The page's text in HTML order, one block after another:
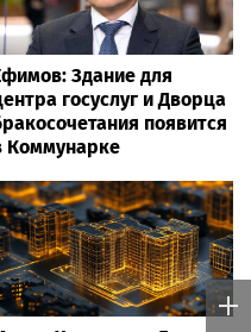
Здание для
госуслуг и Дворца
появится
Коммунарке